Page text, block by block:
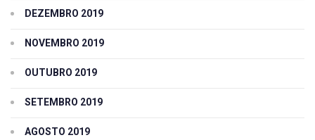
DEZEMBRO 2019
NOVEMBRO 2019
OUTUBRO 2019
SETEMBRO 2019
AGOSTO 2019